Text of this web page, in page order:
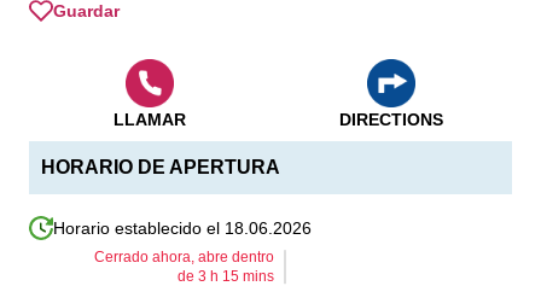
Guardar
HORARIO DE APERTURA
Horario establecido el 18.06.2026
Cerrado ahora, abre dentro
de3 h 15 mins
LLAMAR DIRECTIONS